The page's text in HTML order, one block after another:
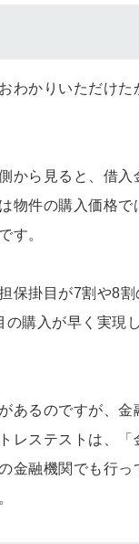
わかりいただけ
から見ると、借
物件の購入価格
す。
保掛目が7割や8
購入が早く実現
あるのですが、
レステストは、
金融機関でも行